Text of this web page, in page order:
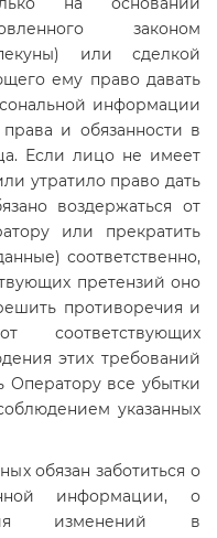
законом
или сделкой
ему право давать
информации
и обязанности в
Если лицо не имеет
утратило право дать
воздержаться от
или прекратить
соответственно,
претензий оно
противоречия и
соответствующих
этих требований
Оператору все убытки
указанных
обязан заботиться о
информации, о
изменений в